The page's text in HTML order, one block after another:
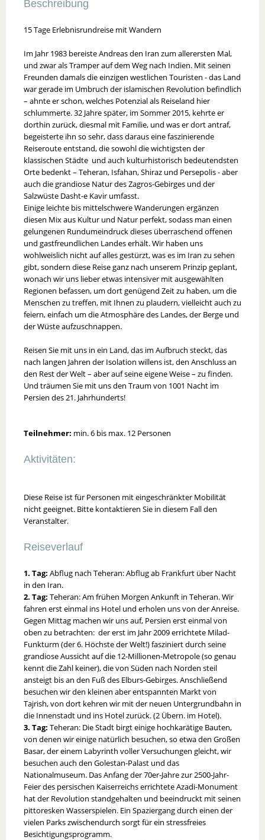
Beschreibung
15 Tage Erlebnisrundreise mit Wandern
Im Jahr 1983 bereiste Andreas den Iran zum allerersten Mal,
und zwar als Tramper auf dem Weg nach Indien. Mit seinen
Freunden damals die einzigen westlichen Touristen - das Land
war gerade im Umbruch der islamischen Revolution befindlich
– ahnte er schon, welches Potenzial als Reiseland hier
schlummerte. 32 Jahre später, im Sommer 2015, kehrte er
dorthin zurück, diesmal mit Familie, und was er dort antraf,
begeisterte ihn so sehr, dass daraus eine faszinierende
Reiseroute entstand, die sowohl die wichtigsten der
klassischen Städte und auch kulturhistorisch bedeutendsten
Orte bedenkt – Teheran, Isfahan, Shiraz und Persepolis - aber
auch die grandiose Natur des Zagros-Gebirges und der
Salzwüste Dasht-e Kavir umfasst.
Einige leichte bis mittelschwere Wanderungen ergänzen
diesen Mix aus Kultur und Natur perfekt, sodass man einen
gelungenen Rundumeindruck dieses überraschend offenen
und gastfreundlichen Landes erhält. Wir haben uns
wohlweislich nicht auf alles gestürzt, was es im Iran zu sehen
gibt, sondern diese Reise ganz nach unserem Prinzip geplant,
wonach wir uns lieber etwas intensiver mit ausgewählten
Regionen befassen, um dort genügend Zeit zu haben, um die
Menschen zu treffen, mit Ihnen zu plaudern, vielleicht auch zu
feiern, einfach um die Atmosphäre des Landes, der Berge und
der Wüste aufzuschnappen.
Reisen Sie mit uns in ein Land, das im Aufbruch steckt, das
nach langen Jahren der Isolation willens ist, den Anschluss an
den Rest der Welt – aber auf seine eigene Weise – zu finden.
Und träumen Sie mit uns den Traum von 1001 Nacht im
Persien des 21. Jahrhunderts!
Teilnehmer: min. 6 bis max. 12 Personen
Aktivitäten:
Diese Reise ist für Personen mit eingeschränkter Mobilität
nicht geeignet. Bitte kontaktieren Sie in diesem Fall den
Veranstalter.
Reiseverlauf
1. Tag: Abflug nach Teheran: Abflug ab Frankfurt über Nacht
in den Iran.
2. Tag: Teheran: Am frühen Morgen Ankunft in Teheran. Wir
fahren erst einmal ins Hotel und erholen uns von der Anreise.
Gegen Mittag machen wir uns auf, Persien erst einmal von
oben zu betrachten: der erst im Jahr 2009 errichtete Milad-
Funkturm (der 6. Höchste der Welt!) fasziniert durch seine
grandiose Aussicht auf die 12-Millionen-Metropole (so genau
kennt die Zahl keiner), die von Süden nach Norden steil
ansteigt bis an den Fuß des Elburs-Gebirges. Anschließend
besuchen wir den kleinen aber entspannten Markt von
Tajrish, von dort kehren wir mit der neuen Untergrundbahn in
die Innenstadt und ins Hotel zurück. (2 Übern. im Hotel).
3. Tag: Teheran: Die Stadt birgt einige hochkarätige Bauten,
von denen wir einige natürlich besuchen, so etwa den Großen
Basar, der einem Labyrinth voller Versuchungen gleicht, wir
besuchen auch den Golestan-Palast und das
Nationalmuseum. Das Anfang der 70er-Jahre zur 2500-Jahr-
Feier des persischen Kaiserreichs errichtete Azadi-Monument
hat der Revolution standgehalten und beeindruckt mit seinen
pittoresken Wasserspielen. Ein Spaziergang durch einen der
vielen Parks zwischendurch sorgt für ein stressfreies
Besichtigungsprogramm.